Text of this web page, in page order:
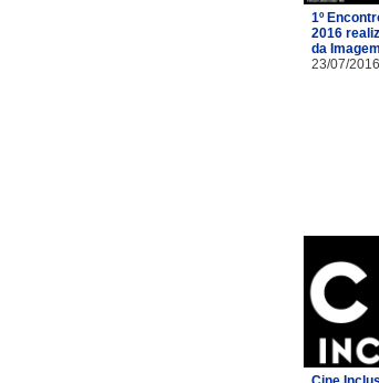
1º
2016
da
23/07/2016